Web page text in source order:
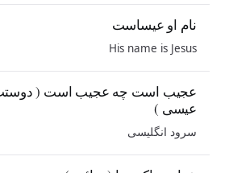
نام او عیساست
His name is Jesus
عجیب است چه عجیب است (
عیسی )
سرود انگلیسی